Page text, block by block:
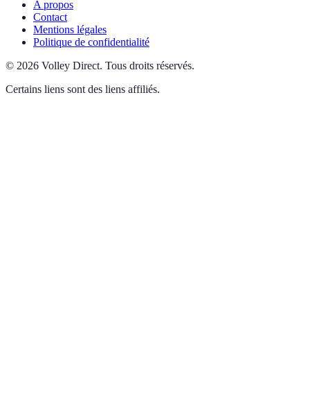
A propos
Contact
Mentions légales
Politique de confidentialité
© 2026 Volley Direct. Tous droits réservés.
Certains liens sont des liens affiliés.